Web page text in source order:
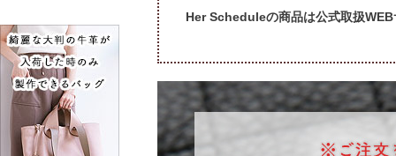
Her Scheduleの商品は公式取扱